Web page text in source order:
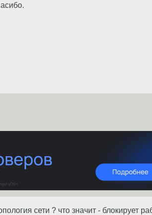
сети ? что значит - блокирует